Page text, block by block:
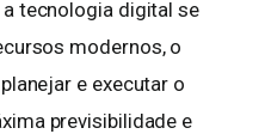
tecnologia digital se
modernos, o
e executar o
previsibilidade e